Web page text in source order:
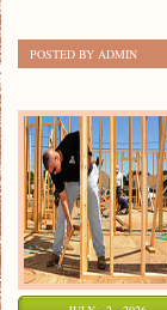
POSTED BY ADMIN